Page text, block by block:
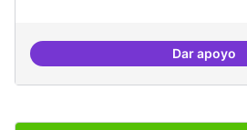
Dar apoyo
Xarxa